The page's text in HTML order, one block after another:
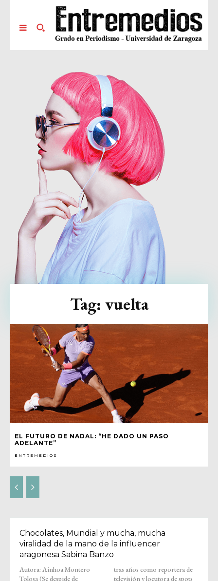
EL FUTURO DE NADAL: “HE DADO UN PASO
ADELANTE”
ENTREMEDIOS
Tag: vuelta
Chocolates, Mundial y mucha, mucha
viralidad de la mano de la influencer
aragonesa Sabina Banzo
Autora: Ainhoa Montero
Tolosa (Se despide de
tras años como reportera de
televisión y locutora de spots